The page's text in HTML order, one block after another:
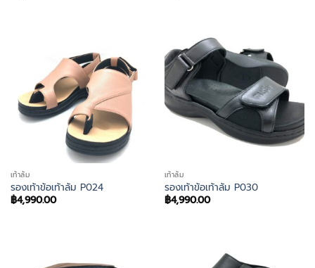
เท้าล้ม
รองเท้าข้อเท้าล้ม P024
฿4,990.00
เท้าล้ม
รองเท้าข้อเท้าล้ม P030
฿4,990.00